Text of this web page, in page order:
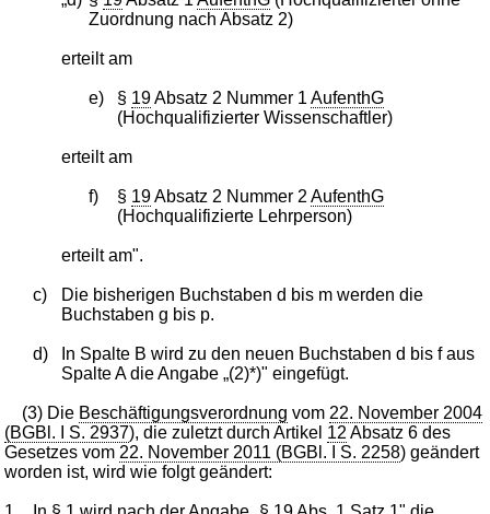
Zuordnung nach Absatz 2)
erteilt am
e) § 19Absatz 2 Nummer 1 AufenthG
(Hochqualifizierter Wissenschaftler)
erteilt am
f) § 19Absatz 2 Nummer 2 AufenthG
(Hochqualifizierte Lehrperson)
erteilt am".
c)
Die bisherigen Buchstaben d bis m werden die
Buchstaben g bis p.
d)
In Spalte B wird zu den neuen Buchstaben d bis f aus
Spalte A die Angabe „(2)*)" eingefügt.
(3) Die Beschäftigungsverordnung vom 22. November 2004
(BGBl. I S. 2937), die zuletzt durch Artikel 12 Absatz 6 des
Gesetzes vom 22. November 2011 (BGBl. I S. 2258) geändert
worden ist, wird wie folgt geändert: